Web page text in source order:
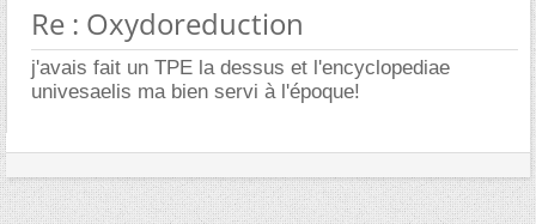
Re : Oxydoreduction
j'avais fait un TPE la dessus et l'encyclopediae
univesaelis ma bien servi à l'époque!